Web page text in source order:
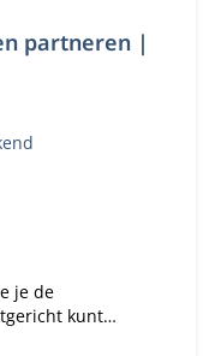
partneren |
je de
kunt